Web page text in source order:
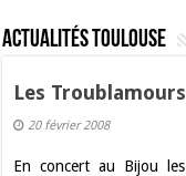
Actualités Toulouse
Les Troublamours
20 février 2008
En concert au Bijou